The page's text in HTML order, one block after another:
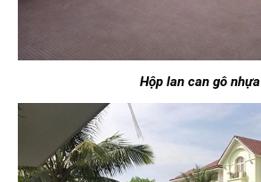
Hộp lan can gô nhựa